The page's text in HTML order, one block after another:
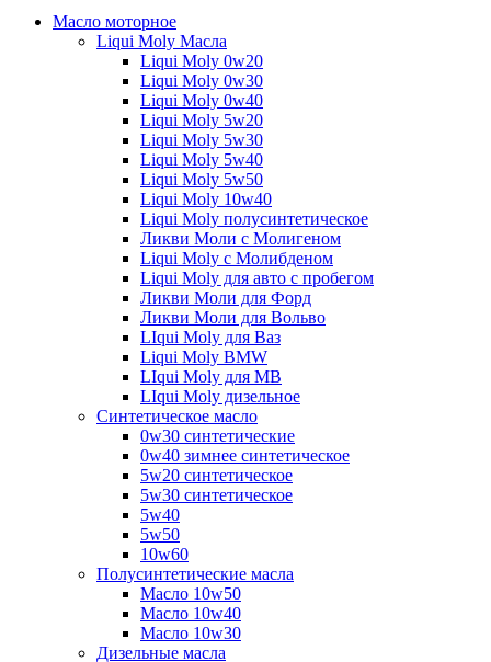
Масло моторное
Liqui Moly Масла
Liqui Moly 0w20
Liqui Moly 0w30
Liqui Moly 0w40
Liqui Moly 5w20
Liqui Moly 5w30
Liqui Moly 5w40
Liqui Moly 5w50
Liqui Moly 10w40
Liqui Moly полусинтетическое
Ликви Моли с Молигеном
Liqui Moly с Молибденом
Liqui Moly для авто с пробегом
Ликви Моли для Форд
Ликви Моли для Вольво
LIqui Moly для Ваз
Liqui Moly BMW
LIqui Moly для MB
LIqui Moly дизельное
Синтетическое масло
0w30 синтетические
0w40 зимнее синтетическое
5w20 синтетическое
5w30 синтетическое
5w40
5w50
10w60
Полусинтетические масла
Масло 10w50
Масло 10w40
Масло 10w30
Дизельные масла